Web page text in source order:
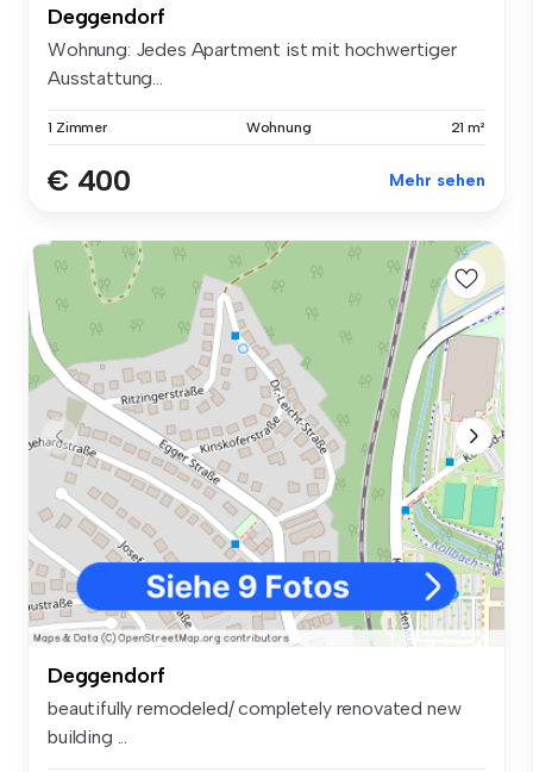
Deggendorf
Wohnung: Jedes Apartment ist mit hochwertiger
Ausstattung...
1 Zimmer Wohnung 21 m²
€ 400 Mehr sehen
Deggendorf
beautifully remodeled/ completely renovated new
building ...